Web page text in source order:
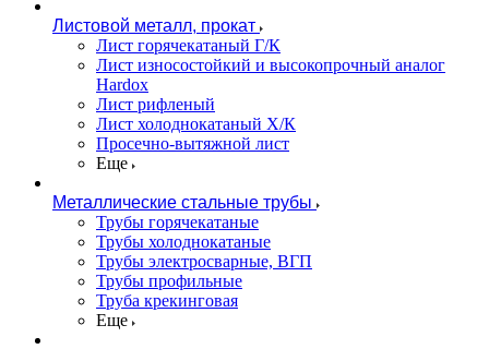
Листовой металл, прокат
Лист горячекатаный Г/К
Лист износостойкий и высокопрочный аналог
Hardox
Лист рифленый
Лист холоднокатаный Х/К
Просечно-вытяжной лист
Еще
Металлические стальные трубы
Трубы горячекатаные
Трубы холоднокатаные
Трубы электросварные, ВГП
Трубы профильные
Труба крекинговая
Еще